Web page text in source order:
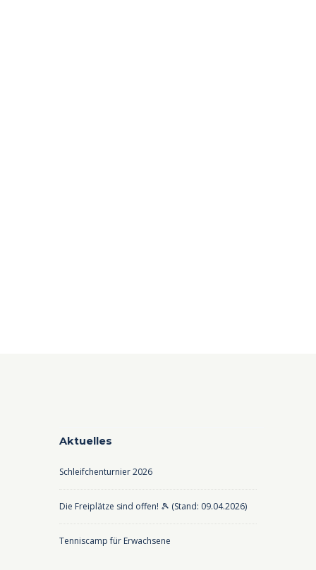
Aktuelles
Schleifchenturnier 2026
Die Freiplätze sind offen! 🎾 (Stand: 09.04.2026)
Tenniscamp für Erwachsene